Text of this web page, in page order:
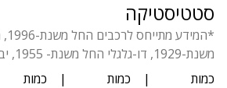
סטטיסטיקה
משנת-1929, דו-גלגלי החל משנת- 1955, יבוא סדיר עד 3.5 טון.
כמות
|
כמות
|
כמות